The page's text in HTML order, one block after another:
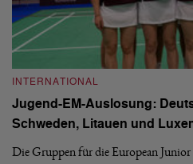
INTERNATIONAL
Jugend-EM-Auslosung:
Schweden, Litauen und
Die Gruppen für die European Junior